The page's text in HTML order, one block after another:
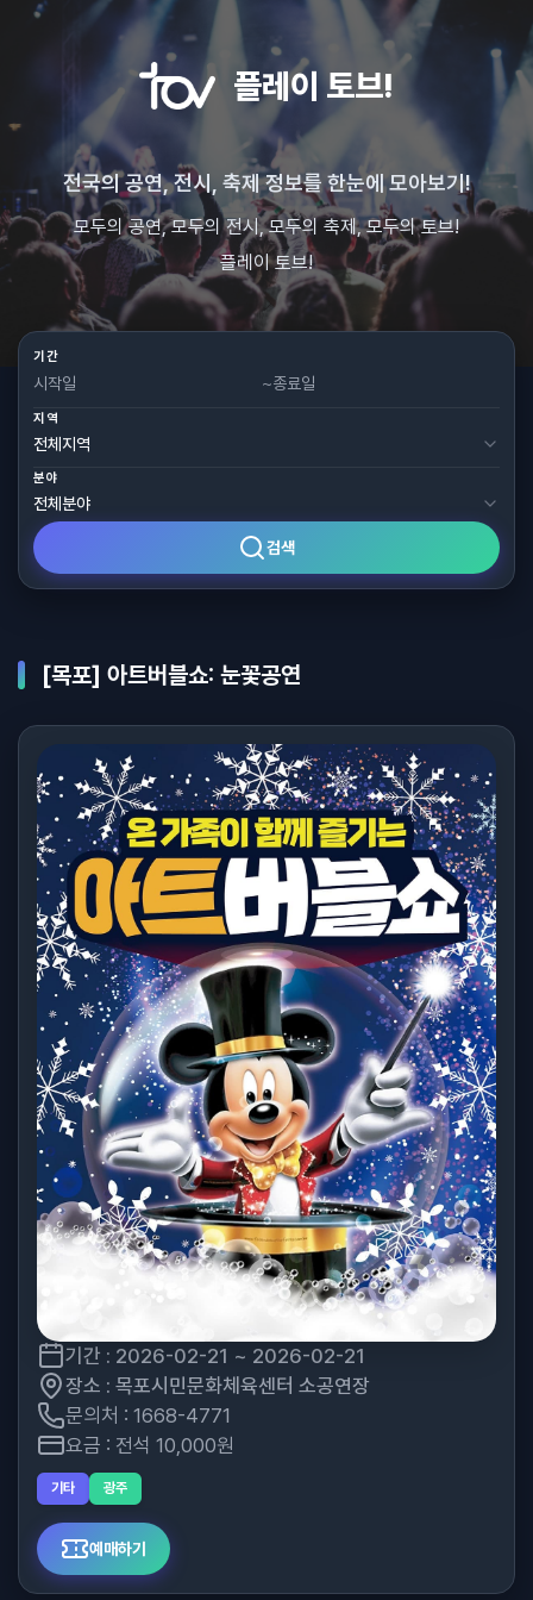
플레이 토브!
전국의 공연, 전시, 축제 정보를 한눈에 모아보기!
모두의 공연, 모두의 전시, 모두의 축제, 모두의 토브!
플레이 토브!
기간
~
지역
분야
검색
[목포] 아트버블쇼: 눈꽃공연
기간 : 2026-02-21 ~ 2026-02-21
장소 : 목포시민문화체육센터 소공연장
문의처 : 1668-4771
요금 : 전석 10,000원
기타 광주
예매하기